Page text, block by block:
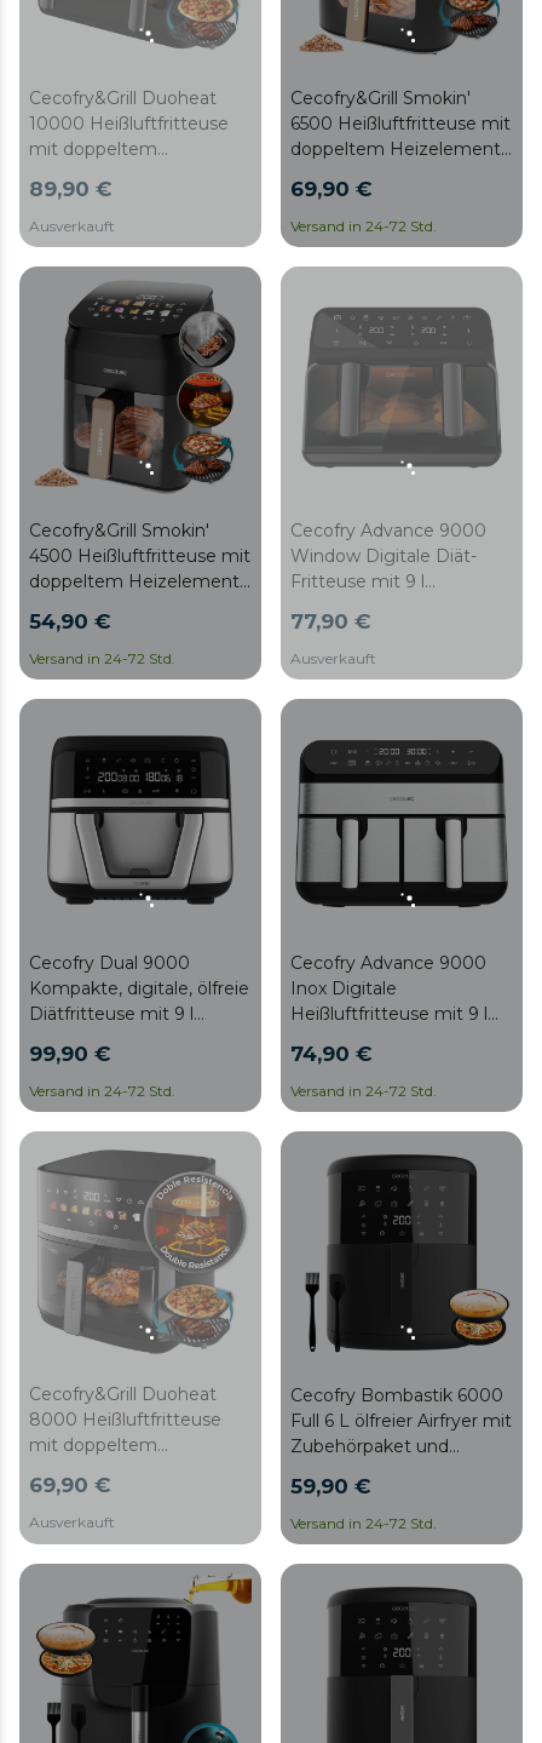
Cecofry&Grill Duoheat
10000 Heißluftfritteuse
mit doppeltem
Bräunung und
Grillgeschmack bei
Fleisch, 10 Liter
Fassungsvermögen und
2200 W Leistung für
gesunde Gerichte.
89,90 €
Ausverkauft
Cecofry&Grill Smokin'
6500 Heißluftfritteuse mit
doppeltem Heizelement
und
Grillfleischgeschmack, 6,5
Liter Fassungsvermögen
und 2200 W Leistung für
gesunde Gerichte.
69,90 €
Versand in 24-72 Std.
Cecofry&Grill Smokin'
4500 Heißluftfritteuse mit
doppeltem Heizelement
und
Grillfleischgeschmack, 4.5
Liter Fassungsvermögen
und 1900 W Leistung für
gesunde Gerichte.
54,90 €
Versand in 24-72 Std.
Cecofry Advance 9000
Window Digitale Diät-
Fritteuse mit 9 l
mobiler Trennwand,
Doppeltemperatur,
Fenster und PerfectCook-
Technologie.
77,90 €
Ausverkauft
Cecofry Dual 9000
Kompakte, digitale, ölfreie
Diätfritteuse mit 9 l
PerfectCook-Technologie
und beweglicher
Trennwand zur Wahl
zwischen zwei Körben mit
doppelter Temperatur
oder zur Umwandlung in
eine einzelne Schale.
99,90 €
Versand in 24-72 Std.
Cecofry Advance 9000
Inox Digitale
Heißluftfritteuse mit 9 l
2800 W Leistung,
gefertigt aus Edelstahl
und mit zwei
Doppeltemperaturkörben
74,90 €
Versand in 24-72 Std.
Cecofry&Grill Duoheat
8000 Heißluftfritteuse
mit doppeltem
Bräunung und
Grillgeschmack bei
Fleisch, 8 Liter
Fassungsvermögen und
2200 W Leistung für
gesunde Gerichte.
69,90 €
Ausverkauft
Cecofry Bombastik 6000
Full 6 L ölfreier Airfryer mit
Zubehörpaket und
59,90 €
Versand in 24-72 Std.